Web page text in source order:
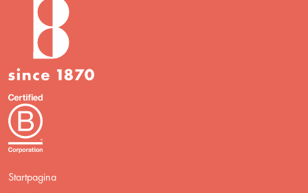
Startpagina